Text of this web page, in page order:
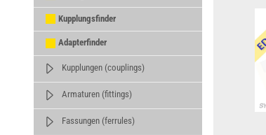
Kupplungsfinder
Adapterfinder
Kupplungen (couplings)
Armaturen (fittings)
Fassungen (ferrules)